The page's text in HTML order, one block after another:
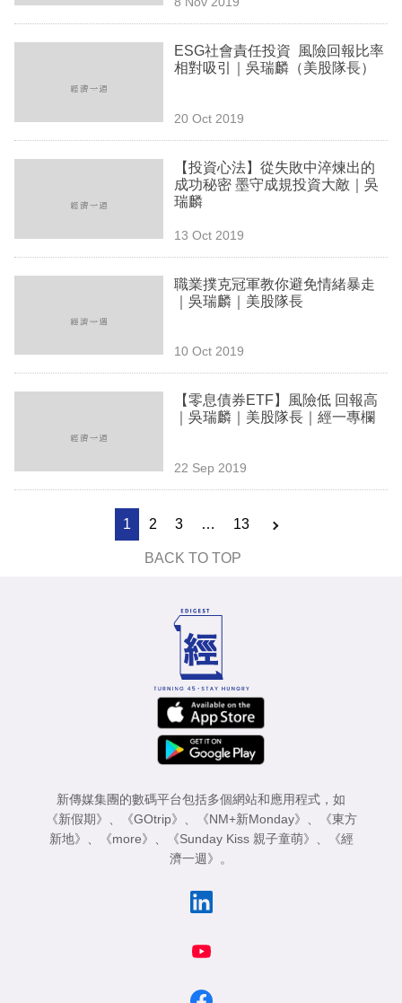
ESG社會責任投資 風險回報比率
相對吸引｜吳瑞麟（美股隊長）
20 Oct 2019
【投資心法】從失敗中淬煉出的
成功秘密 墨守成規投資大敵｜吳
瑞麟
13 Oct 2019
職業撲克冠軍教你避免情緒暴走
｜吳瑞麟｜美股隊長
10 Oct 2019
【零息債券ETF】風險低 回報高
｜吳瑞麟｜美股隊長｜經一專欄
22 Sep 2019
1 2 3 … 13
BACK TO TOP
新傳媒集團的數碼平台包括多個網站和應用程式，如
《新假期》 、 《GOtrip》 、 《NM+新Monday》 、
《東方
新地》 、 《more》 、 《Sunday Kiss 親子童萌》 、
《經
濟一週》 。